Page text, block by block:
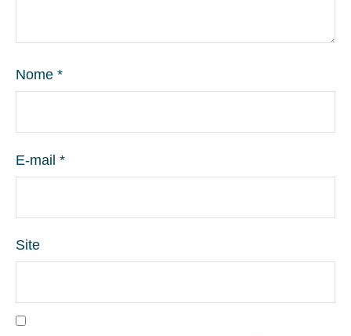
Nome *
E-mail *
Site